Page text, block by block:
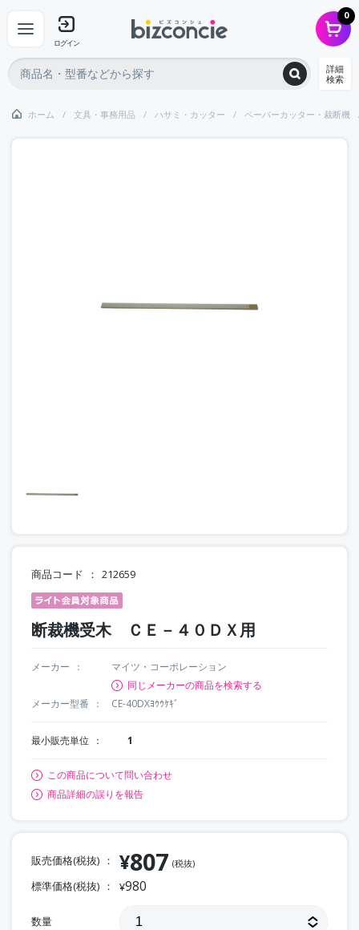
ログイン
0
詳細
検索
ホーム 文具・事務用品 ハサミ・カッター ペーパーカッター・裁断機
商品コード 212659
断裁機受木 ＣＥ－４０ＤＸ用
メーカー
マイツ・コーポレーション
同じメーカーの商品を検索する
メーカー型番
CE-40DXﾖｳｳｹｷﾞ
最小販売単位 1
この商品について問い合わせ
商品詳細の誤りを報告
販売価格(税抜) ¥807 (税抜)
標準価格(税抜) ¥980
数量